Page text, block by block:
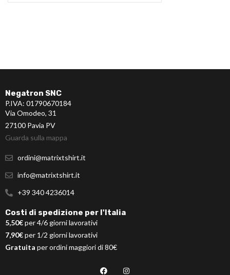
Negatron SNC
P.IVA: 01790670184
Via Omodeo, 31
27100 Pavia PV
Guarda sulla mappa
ordini@matrixtshirt.it
info@matrixtshirt.it
+39 340 4236014
Costi di spedizione per l'Italia
5,50€per 4/6 giorni lavorativi
7,90€per 1/2 giorni lavorativi
Gratuita per ordini maggiori di 80€